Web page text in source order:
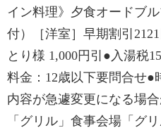
イン料理》夕食オードブ
付）［洋室］早期割引
とり様 1,000円引●入湯税
料金：12歳以下要問合せ●
内容が急遽変更になる場
「グリル」食事会場「グ